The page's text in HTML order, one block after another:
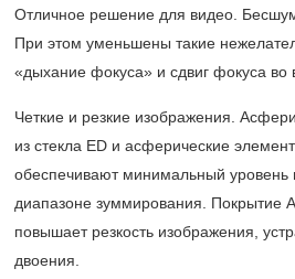
Отличное решение для видео.
При этом уменьшены такие
«дыхание фокуса» и сдвиг фокуса во
Четкие и резкие изображения.
из стекла ED и асферические
обеспечивают минимальный уровень
диапазоне зуммирования. Покрытие
повышает резкость изображения,
двоения.